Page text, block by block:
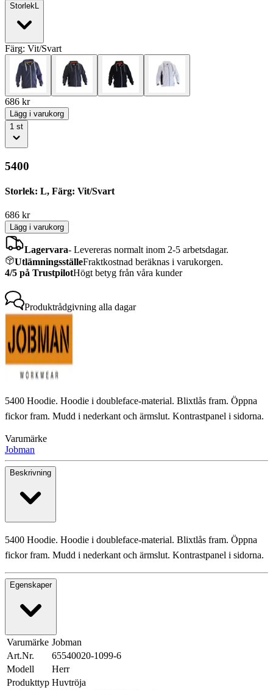
Storlek
Färg: Vit/Svart
686 kr
Lägg i varukorg
1 st
5400
Storlek: L, Färg: Vit/Svart
686 kr
Lägg i varukorg
Lagervara- Levereras normalt inom 2-5 arbetsdagar.
UtlämningsställeFraktkostnad beräknas i varukorgen.
4/5 på TrustpilotHögt betyg från våra kunder
Produktrådgivning alla dagar
5400 Hoodie. Hoodie i doubleface-material. Blixtlås fram. Öppna
fickor fram. Mudd i nederkant och ärmslut. Kontrastpanel i sidorna.
Varumärke
Jobman
Beskrivning
5400 Hoodie. Hoodie i doubleface-material. Blixtlås fram. Öppna
fickor fram. Mudd i nederkant och ärmslut. Kontrastpanel i sidorna.
Egenskaper
Varumärke Jobman
Art.Nr.
65540020-1099-6
Modell
Herr
Produkttyp Huvtröja